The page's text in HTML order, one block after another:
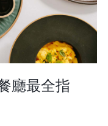
廳最全指